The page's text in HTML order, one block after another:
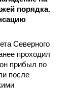
порядка.
Северного
проходил
прибыл по
после